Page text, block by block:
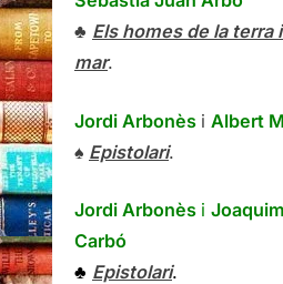
♣ Els homes de la terra
mar.
Jordi Arbonès i Albert
♠ Epistolari.
Jordi Arbonès i Joaquim
Carbó
♣ Epistolari.